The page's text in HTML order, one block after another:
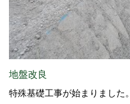
地盤改良
特殊基礎工事が始まりました。